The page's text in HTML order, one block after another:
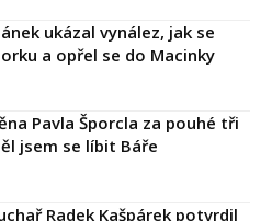
ukázal vynález, jak se
a opřel se do Macinky
Pavla Šporcla za pouhé tři
jsem se líbit Báře
Radek Kašpárek potvrdil